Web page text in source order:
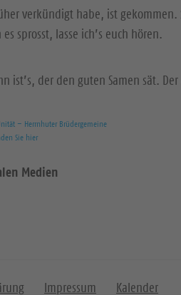
verkündigt habe, ist gekommen.
sprosst, lasse ich’s euch hören.
ist’s, der den guten Samen sät.
– Herrnhuter Brüdergemeine
Sie hier
Medien
Impressum Kalender